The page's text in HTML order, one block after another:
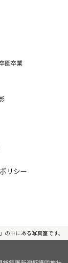
園卒業
リシー
の中にある写真室です。